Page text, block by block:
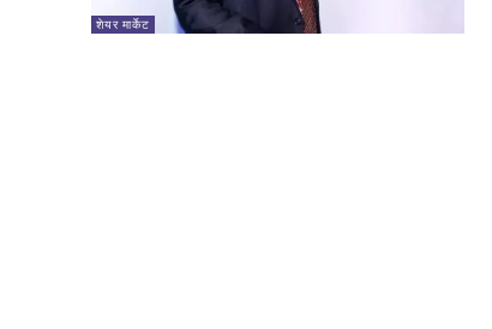
शेयर मार्केट